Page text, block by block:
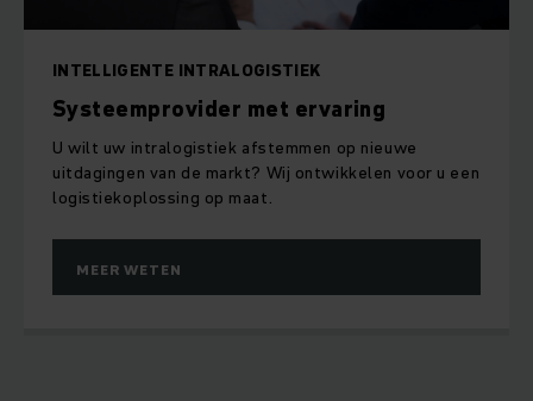
INTELLIGENTE INTRALOGISTIEK
Systeemprovider met ervaring
U wilt uw intralogistiek afstemmen op nieuwe
uitdagingen van de markt? Wij ontwikkelen voor u een
logistiekoplossing op maat.
MEER WETEN